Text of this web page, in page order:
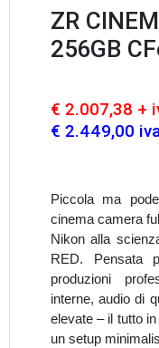
ZR
256GB
€ 2.007,38 +
€ 2.449,00
Piccola ma
cinema camera
Nikon alla
RED. Pensata
produzioni
interne, audio di
elevate – il tutto
un setup